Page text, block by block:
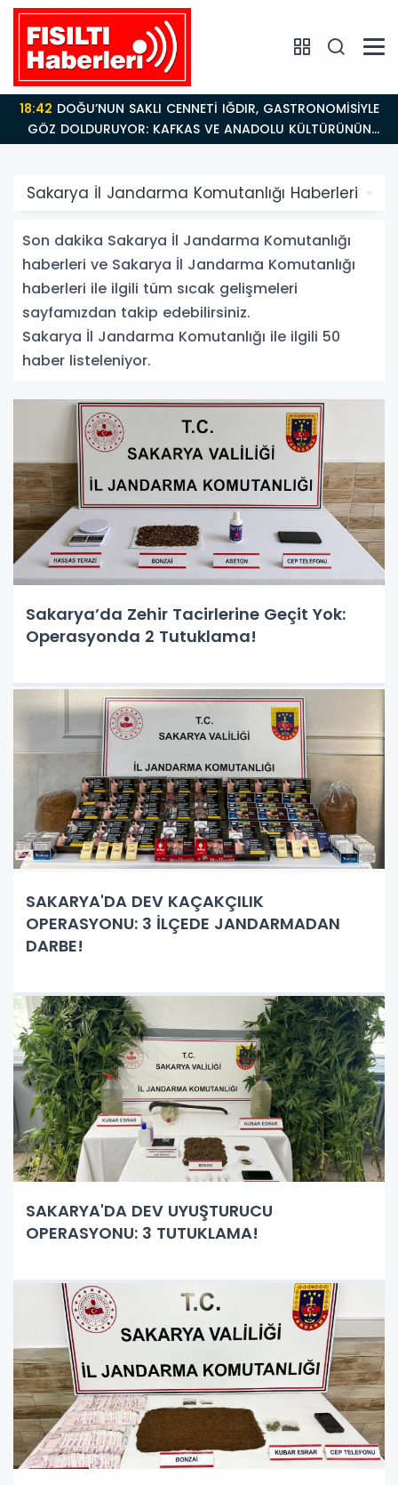
18:26Fısıltı Haberleri Iğdır Tanıtımları Devam Ediyor:
Türkiye’nin Doğu Kapısı Iğdır’ın Saklı Cennetleri
Keşfedilmeyi Bekliyor
Sakarya İl Jandarma Komutanlığı Haberleri
Son dakika Sakarya İl Jandarma Komutanlığı
haberleri ve Sakarya İl Jandarma Komutanlığı
haberleri ile ilgili tüm sıcak gelişmeleri
sayfamızdan takip edebilirsiniz.
Sakarya İl Jandarma Komutanlığı ile ilgili 50
haber listeleniyor.
Sakarya’da Zehir Tacirlerine Geçit Yok:
Operasyonda 2 Tutuklama!
SAKARYA'DA DEV KAÇAKÇILIK
OPERASYONU: 3 İLÇEDE JANDARMADAN
DARBE!
SAKARYA'DA DEV UYUŞTURUCU
OPERASYONU: 3 TUTUKLAMA!